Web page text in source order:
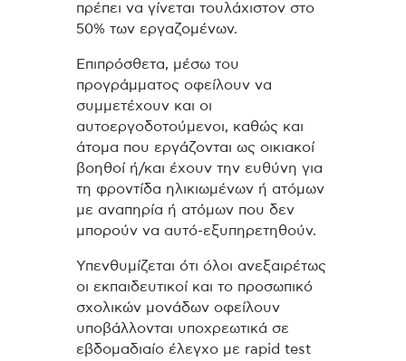
πρέπει να γίνεται τουλάχιστον στο
50% των εργαζομένων.
Επιπρόσθετα, μέσω του
προγράμματος οφείλουν να
συμμετέχουν και οι
αυτοεργοδοτούμενοι, καθώς και
άτομα που εργάζονται ως οικιακοί
βοηθοί ή/και έχουν την ευθύνη για
τη φροντίδα ηλικιωμένων ή ατόμων
με αναπηρία ή ατόμων που δεν
μπορούν να αυτό-εξυπηρετηθούν.
Υπενθυμίζεται ότι όλοι ανεξαιρέτως
οι εκπαιδευτικοί και το προσωπικό
σχολικών μονάδων οφείλουν
υποβάλλονται υποχρεωτικά σε
εβδομαδιαίο έλεγχο με rapid test